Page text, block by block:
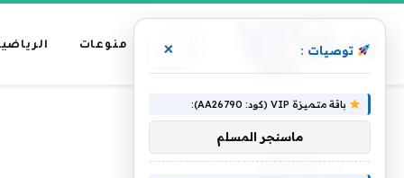
رئيسية
منوعات
الرئيسية » زوكربيرج
زوكربيرج
توصيات : ×
باقة متميزة VIP (كود: AA26790):
ماسنجر المسلم